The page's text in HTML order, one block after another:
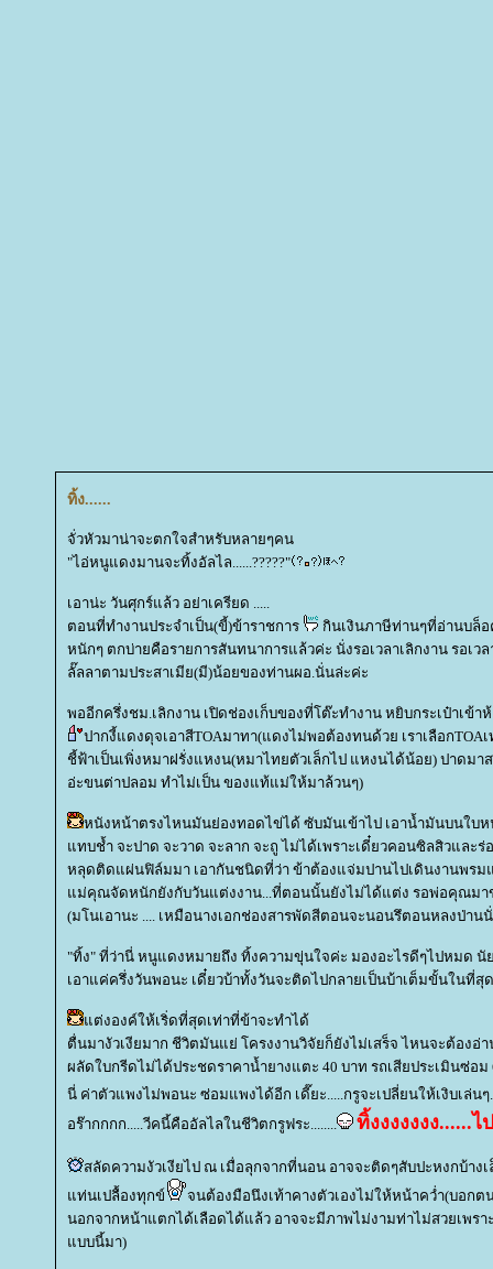
ทิ้ง......
จั่วหัวมาน่าจะตกใจสำหรับหลายๆคน
"ไอ่หนูแดงมานจะทิ้งอัลไล......?????"
เอาน่ะ วันศุกร์แล้ว อย่าเครียด .....
ตอนที่ทำงานประจำเป็น(ขี้)ข้าราชการ
กินเงินภาษีท่านๆที่อ่านบล็
หนักๆ ตกบ่ายคือรายการสันทนาการแล้วค่ะ นั่งรอเวลาเลิกงาน รอเ
ลั๊ลลาตามประสาเมีย(มี)น้อยของท่านผอ.นั่นล่ะค่ะ
พออีกครึ่งชม.เลิกงาน เปิดช่องเก็บของที่โต๊ะทำงาน หยิบกระเป๋าเข้
ปากงี้แดงดุจเอาสีTOAมาทา(แดงไม่พอต้องทนด้วย เราเลือก
ชี้ฟ้าเป็นเพิ่งหมาฝรั่งแหงน(หมาไทยตัวเล็กไป แหงนได้น้อย) ปาดมา
อ่ะขนต่าปลอม ทำไม่เป็น ของแท้แม่ให้มาล้วนๆ)
หนังหน้าตรงไหนมันย่องทอดไข่ได้ ซับมันเข้าไป เอาน้ำมันบนใบ
ทบช้ำ จะปาด จะวาด จะลาก จะถู ไม่ได้เพราะเดี๋ยวคอนซิลสิวและ
หลุดติดแผ่นฟิล์มมา เอากันชนิดที่ว่า ข้าต้องแจ่มปานไปเดินงานพรม
ม่คุณจัดหนักยังกับวันแต่งงาน...ที่ตอนนั้นยังไม่ได้แต่ง รอพ่อคุณมา
(มโนเอานะ .... เหมือนางเอกช่องสารพัดสีตอนจะนอนรึตอนหลงป่านนั่
"ทิ้ง" ที่ว่านี่ หนูแดงหมายถึง ทิ้งความขุ่นใจค่ะ มองอะไรดีๆไปหมด นั
เอาแค่ครึ่งวันพอนะ เดี๋ยวบ้าทั้งวันจะติดไปกลายเป็นบ้าเต็มขั้นในที่สุ
ต่งองค์ให้เริ่ดที่สุดเท่าที่ข้าจะทำได้
ตื่นมางัวเงียมาก ชีวิตมันแย่ โครงงานวิจัยก็ยังไม่เสร็จ ไหนจะต้องอ่
ผลัดใบกรีดไม่ได้ประชดราคาน้ำยางแตะ 40 บาท รถเสียประเมินซ่อ
นี่ ค่าตัวแพงไม่พอนะ ซ่อมแพงได้อีก เดี๊ยะ.....กรูจะเปลี่ยนให้เงิบเล่นๆ
อร๊ากกกก.....วีคนี้คืออัลไลในชีวิตกรูฟระ........
ทิ้งงงงงงง......ไป
สลัดความงัวเงียไป ณ เมื่อลุกจากที่นอน อาจจะติดๆสับปะหงกบ้าง
ท่นเปลื้องทุกข์
จนต้องมือนึงเท้าคางตัวเองไม่ให้หน้าคว่ำ(บอกต
นอกจากหน้าแตกได้เลือดได้แล้ว อาจจะมีภาพไม่งามท่าไม่สวยเพร
บบนี้มา)